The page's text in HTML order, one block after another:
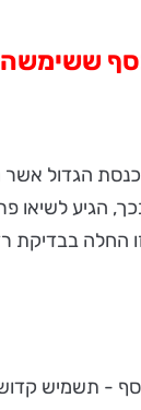
החלה
- תשמיש